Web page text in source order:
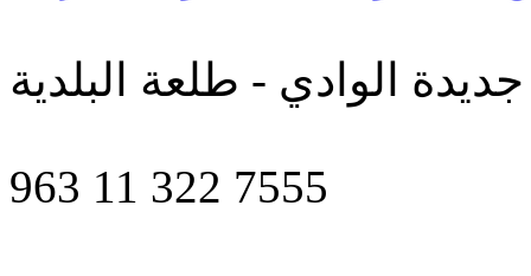
جديدة الوادي - طلعة البلدية
963 11 322 7555